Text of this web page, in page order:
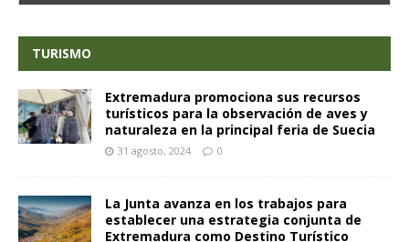
TURISMO
Extremadura promociona sus recursos
turísticos para la observación de aves y
naturaleza en la principal feria de Suecia
31 agosto, 2024 0
La Junta avanza en los trabajos para
establecer una estrategia conjunta de
Extremadura como Destino Turístico